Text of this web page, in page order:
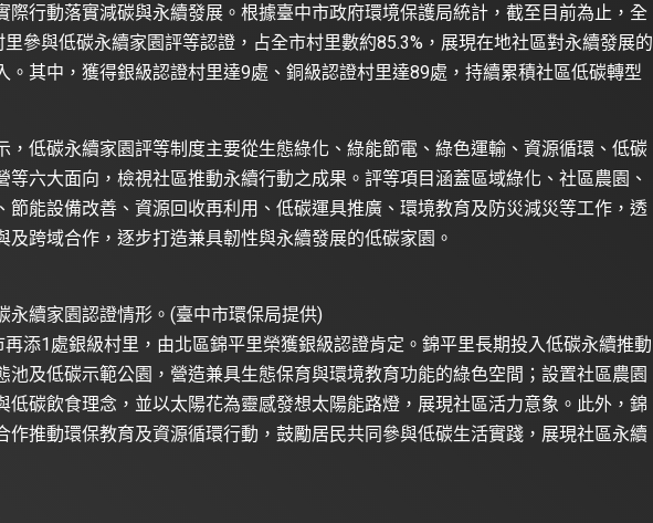
際行動落實減碳與永續發展。根據臺中市政府環境保護局統計，截至目前為止，全
參與低碳永續家園評等認證，占全市村里數約85.3%，展現在地社區對永續發展的
。其中，獲得銀級認證村里達9處、銅級認證村里達89處，持續累積社區低碳轉型
，低碳永續家園評等制度主要從生態綠化、綠能節電、綠色運輸、資源循環、低碳
等六大面向，檢視社區推動永續行動之成果。評等項目涵蓋區域綠化、社區農園、
節能設備改善、資源回收再利用、低碳運具推廣、環境教育及防災減災等工作，透
及跨域合作，逐步打造兼具韌性與永續發展的低碳家園。
永續家園認證情形。(臺中市環保局提供)
添1處銀級村里，由北區錦平里榮獲銀級認證肯定。錦平里長期投入低碳永續推動
池及低碳示範公園，營造兼具生態保育與環境教育功能的綠色空間；設置社區農園
低碳飲食理念，並以太陽花為靈感發想太陽能路燈，展現社區活力意象。此外，錦
作推動環保教育及資源循環行動，鼓勵居民共同參與低碳生活實踐，展現社區永續